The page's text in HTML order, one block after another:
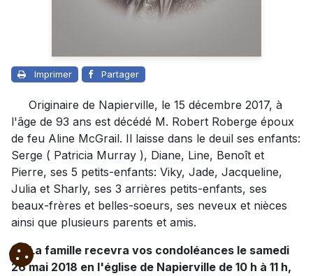
Imprimer Partager
Originaire de Napierville, le 15 décembre 2017, à
l'âge de 93 ans est décédé M. Robert Roberge époux
de feu Aline McGrail. Il laisse dans le deuil ses enfants:
Serge ( Patricia Murray ), Diane, Line, Benoît et
Pierre, ses 5 petits-enfants: Viky, Jade, Jacqueline,
Julia et Sharly, ses 3 arrières petits-enfants, ses
beaux-frères et belles-soeurs, ses neveux et nièces
ainsi que plusieurs parents et amis.
La famille recevra vos condoléances le samedi
26 mai 2018 en l'église de Napierville de 10 h à 11 h,